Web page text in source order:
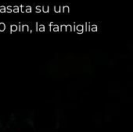
su un
pin, la famiglia
dai
Sitara AM625 o